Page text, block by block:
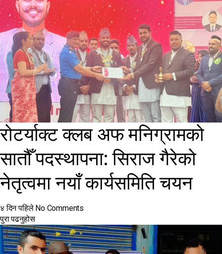
रोटर्याक्ट क्लब अफ मनिग्रामको
सातौँ पदस्थापना: सिराज गैरेको
नेतृत्वमा नयाँ कार्यसमिति चयन
४ दिन पहिले No Comments
पुरा पढनुहोस